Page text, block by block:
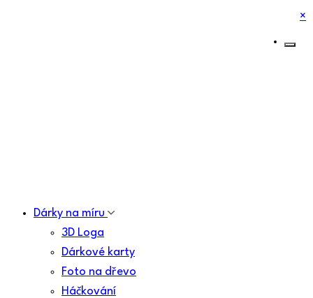
×
Dárky na míru
3D Loga
Dárkové karty
Foto na dřevo
Háčkování